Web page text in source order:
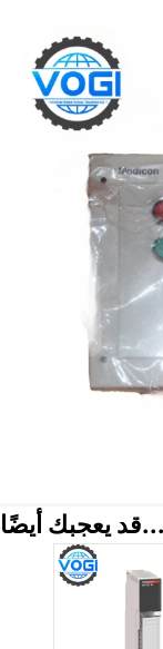
قد يعجبك أيضًا...